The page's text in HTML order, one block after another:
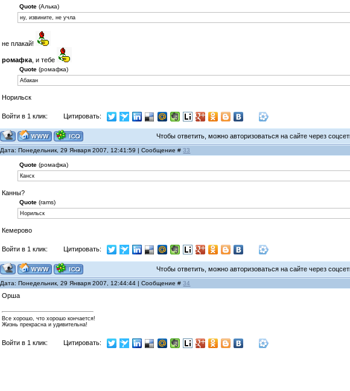
Quote (Алька)
ну, извините, не учла
не плакай!
ромафка , и тебе
Quote (ромафка)
Абакан
Норильск
Войти в 1 клик: Цитировать:
Чтобы ответить, можно авторизоваться на сайте через
Дата: Понедельник, 29 Января 2007, 12:41:59 | Сообщение #33
Quote (ромафка)
Канск
Канны?
Quote (rams)
Норильск
Кемерово
Войти в 1 клик: Цитировать:
Чтобы ответить, можно авторизоваться на сайте через
Дата: Понедельник, 29 Января 2007, 12:44:44 | Сообщение #34
Орша
Все хорошо, что хорошо кончается!
Жизнь прекрасна и удивительна!
Войти в 1 клик: Цитировать: